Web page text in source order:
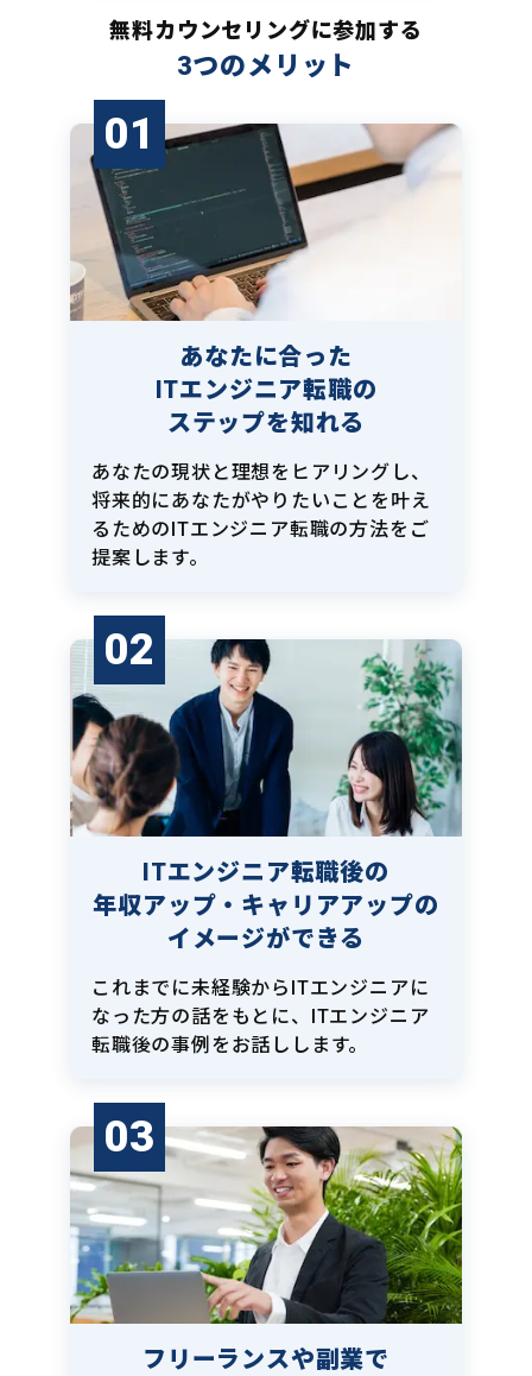
無料カウンセリングに参加する
3つのメリット
01
あなたに合った
ITエンジニア転職の
ステップを知れる
あなたの現状と理想をヒアリングし、
将来的にあなたがやりたいことを叶え
るためのITエンジニア転職の方法をご
提案します。
02
ITエンジニア転職後の
年収アップ・キャリアアップの
イメージができる
これまでに未経験からITエンジニアに
なった方の話をもとに、ITエンジニア
転職後の事例をお話しします。
03
フリーランスや副業で